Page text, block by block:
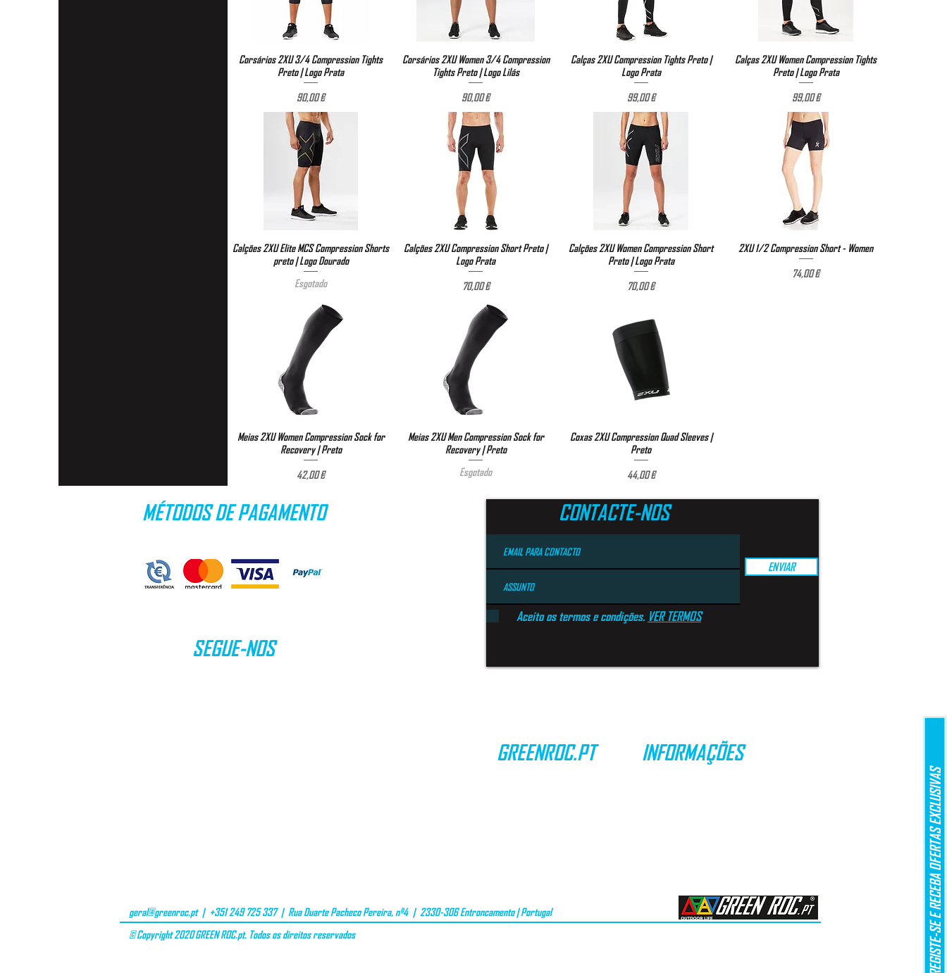
Visualização rápida
Corsários 2XU 3/4 Compression Tights
Preto | Logo Prata
Preço
90,00 €
Visualização rápida
Corsários 2XU Women 3/4 Compression
Tights Preto | Logo Lilás
Preço
90,00 €
Visualização rápida
Calças 2XU Compression Tights Preto |
Logo Prata
Preço
99,00 €
Visualização rápida
Calças 2XU Women Compression Tights
Preto | Logo Prata
Preço
99,00 €
Visualização rápida
Calções 2XU Elite MCS Compression Shorts
preto | Logo Dourado
Esgotado
Visualização rápida
Calções 2XU Compression Short Preto |
Logo Prata
Preço
70,00 €
Visualização rápida
Calções 2XU Women Compression Short
Preto | Logo Prata
Preço
70,00 €
Visualização rápida
2XU 1/2 Compression Short - Women
Preço
74,00 €
Visualização rápida
Meias 2XU Women Compression Sock for
Recovery | Preto
Preço
42,00 €
Visualização rápida
Meias 2XU Men Compression Sock for
Recovery | Preto
Esgotado
Visualização rápida
Coxas 2XU Compression Quad Sleeves |
Preto
Preço
44,00 €
REGISTE-SE E RECEBA OFERTAS EXCLUSIVAS
MÉTODOS DE PAGAMENTO
SEGUE-NOS
CONTACTE-NOS
ENVIAR
Aceito os termos e condições. VER TERMOS
GREENROC.PT INFORMAÇÕES
geral@greenroc.pt| +351 249 725 337 | Rua Duarte Pacheco Pereira, nº4 | 2330-306 Entroncamento | Portugal
© Copyright 2020 GREEN ROC.pt. Todos os direitos reservados